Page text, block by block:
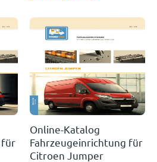
für
Online-Katalog
Fahrzeugeinrichtung für
Citroen Jumper